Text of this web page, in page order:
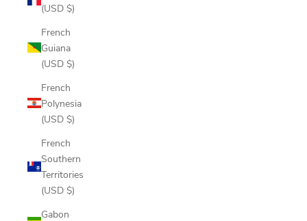
(USD $)
French
Guiana
(USD $)
French
Polynesia
(USD $)
French
Southern
Territories
(USD $)
Gabon